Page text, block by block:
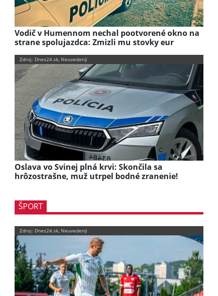
Vodič v Humennom nechal pootvorené okno na
strane spolujazdca: Zmizli mu stovky eur
Zdroj: Dnes24.sk, Neuvedený
Oslava vo Svinej plná krvi: Skončila sa
hrôzostrašne, muž utrpel bodné zranenie!
ŠPORT
Zdroj: Dnes24.sk, Neuvedený